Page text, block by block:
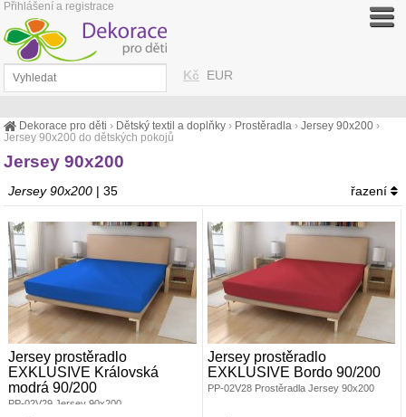
Dekorace pro děti › Dětský textil a doplňky › Prostěradla ›Jersey 90x200 ›
Jersey 90x200 do dětských pokojů
Jersey 90x200
Jersey 90x200 | 35 řazení
Jersey prostěradlo
EXKLUSIVE Královská
modrá 90/200
PP-02V29 Jersey 90x200
Jersey prostěradlo
EXKLUSIVE Bordo 90/200
PP-02V28 Prostěradla Jersey 90x200
Kč EUR
Přihlášení a registrace